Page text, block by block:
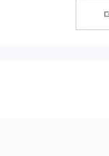
니다. 각 계정 유형에
관련 이용 약관을 주